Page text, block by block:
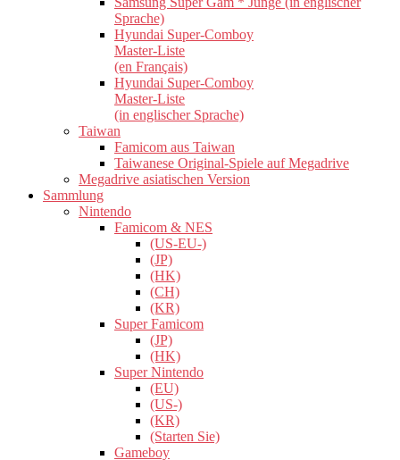
Sprache)
Hyundai Super-Comboy
Master-Liste
(en Français)
Hyundai Super-Comboy
Master-Liste
(in englischer Sprache)
Taiwan
Famicom aus Taiwan
Taiwanese Original-Spiele auf Megadrive
Megadrive asiatischen Version
Sammlung
Nintendo
Famicom & NES
(US-EU-)
(JP)
(HK)
(CH)
(KR)
Super Famicom
(JP)
(HK)
Super Nintendo
(EU)
(US-)
(KR)
(Starten Sie)
Gameboy